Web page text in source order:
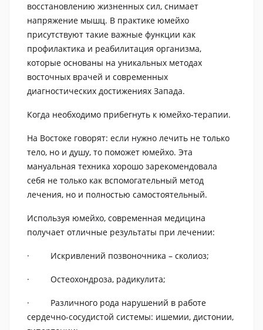
восстановлению жизненных сил, снимает
напряжение мышц. В практике юмейхо
присутствуют такие важные функции как
профилактика и реабилитация организма,
которые основаны на уникальных методах
восточных врачей и современных
диагностических достижениях Запада.
Когда необходимо прибегнуть к юмейхо-терапии.
На Востоке говорят: если нужно лечить не только
тело, но и душу, то поможет юмейхо. Эта
мануальная техника хорошо зарекомендовала
себя не только как вспомогательный метод
лечения, но и полностью самостоятельный.
Используя юмейхо, современная медицина
получает отличные результаты при лечении:
· Искривлений позвоночника – сколиоз;
· Остеохондроза, радикулита;
· Различного рода нарушений в работе
сердечно-сосудистой системы: ишемии, дистонии,